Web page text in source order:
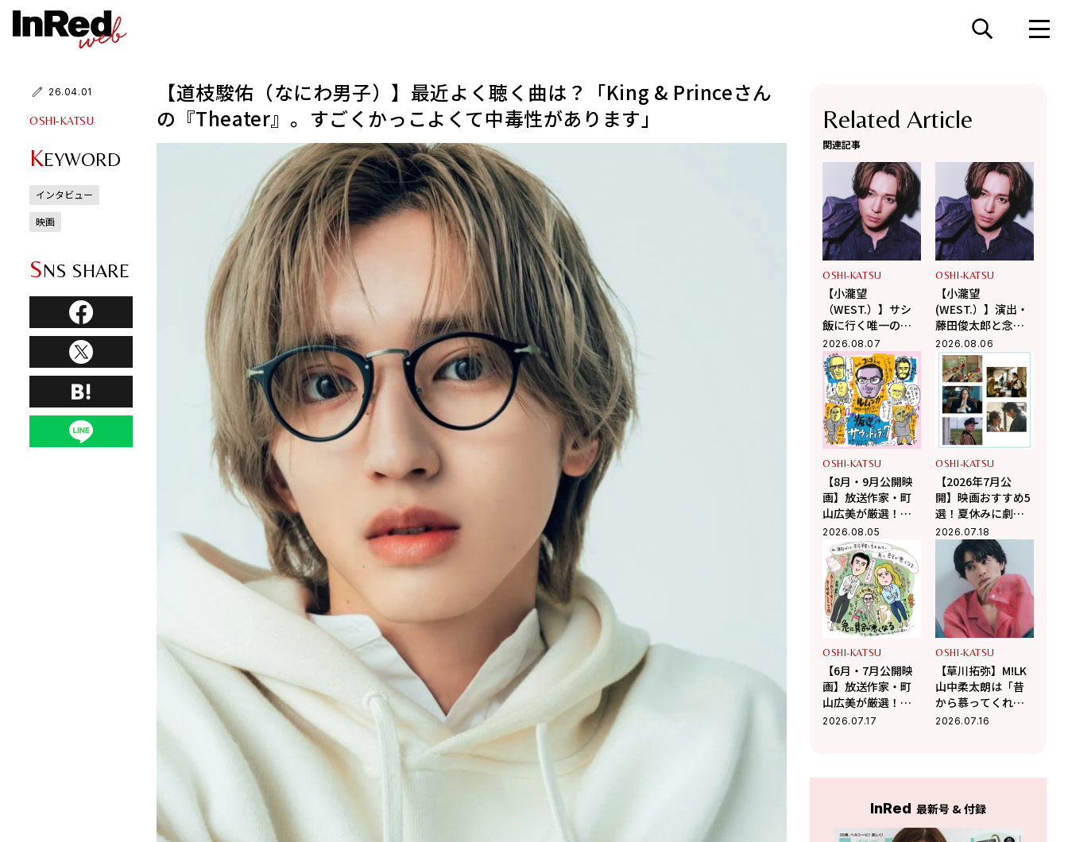
【道枝駿佑（なにわ男子）】最近よく聴く曲は？「King & Princeさん
の『Theater』。すごくかっこよくて中毒性があります」
26.04.01
OSHI-KATSU
KEYWORD
インタビュー
映画
SNS SHARE
Related Article
関連記事
OSHI-KATSU
【小瀧望
（WEST.）】サシ
飯に行く唯一の後
輩は「Aぇ! group
佐野晶哉」プライ
ベートな交友録を
告白
2026.08.07
OSHI-KATSU
【小瀧望
(WEST.）】演出・
藤田俊太郎と念願
のタッグ！幻の井
上ひさし戯曲『う
ま』で演じる“爽快
な悪人”の魅力とは
2026.08.06
OSHI-KATSU
【8月・9月公開映
画】放送作家・町
山広美が厳選！夏
休み観たい映画2選
2026.08.05
OSHI-KATSU
【2026年7月公
開】映画おすすめ5
選！夏休みに劇場
で観るべき話題作
2026.07.18
OSHI-KATSU
【6月・7月公開映
画】放送作家・町
山広美が厳選！こ
の夏観たい映画2選
2026.07.17
OSHI-KATSU
【草川拓弥】M!LK
山中柔太朗は「昔
から慕ってくれて
うれしい」Da-iCE
2026.07.16
InRed 最新号 & 付録